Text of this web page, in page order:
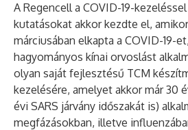
A Regencell a COVID-19-
kutatásokat akkor kezdte el,
márciusában elkapta a COVID-19-
hagyományos kínai orvoslást
olyan saját fejlesztésű TCM
kezelésére, amelyet akkor már 30
évi SARS járvány időszakát is)
megfázásokban, illetve